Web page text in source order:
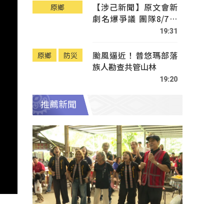
原鄉
【涉己新聞】原文會新
劇名爆爭議 團隊8/7赴
19:31
原鄉 防災
颱風逼近！普悠瑪部落
族人勘查共管山林
19:20
推薦新聞